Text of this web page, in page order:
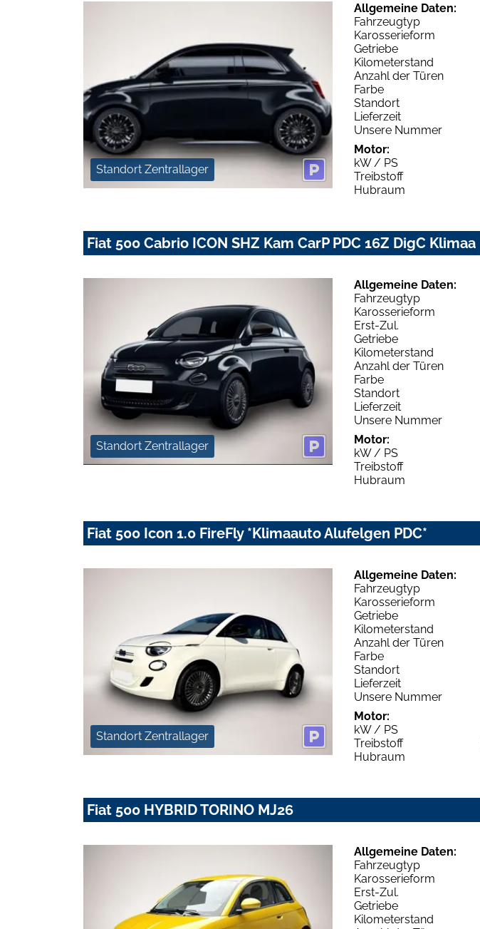
Standort Zentrallager
Allgemeine Daten:
Fahrzeugtyp
Karosserieform
Getriebe
Kilometerstand
Anzahl der Türen
Farbe
Standort
Lieferzeit
Unsere Nummer
Motor:
kW / PS
Treibstoff
Hubraum
Fiat 500 Cabrio ICON SHZ Kam CarP PDC 16Z DigC Klimaa
Standort Zentrallager
Allgemeine Daten:
Fahrzeugtyp
Karosserieform
Erst-Zul.
Getriebe
Kilometerstand
Anzahl der Türen
Farbe
Standort
Lieferzeit
Unsere Nummer
Motor:
kW / PS
Treibstoff
Hubraum
Fiat 500 Icon 1.0 FireFly *Klimaauto Alufelgen PDC*
Standort Zentrallager
Allgemeine Daten:
Fahrzeugtyp
Karosserieform
Getriebe
Kilometerstand
Anzahl der Türen
Farbe
Standort
Lieferzeit
Unsere Nummer
Motor:
kW / PS
Treibstoff
Hubraum
Fiat 500 HYBRID TORINO MJ26
Allgemeine Daten:
Fahrzeugtyp
Karosserieform
Erst-Zul.
Getriebe
Kilometerstand